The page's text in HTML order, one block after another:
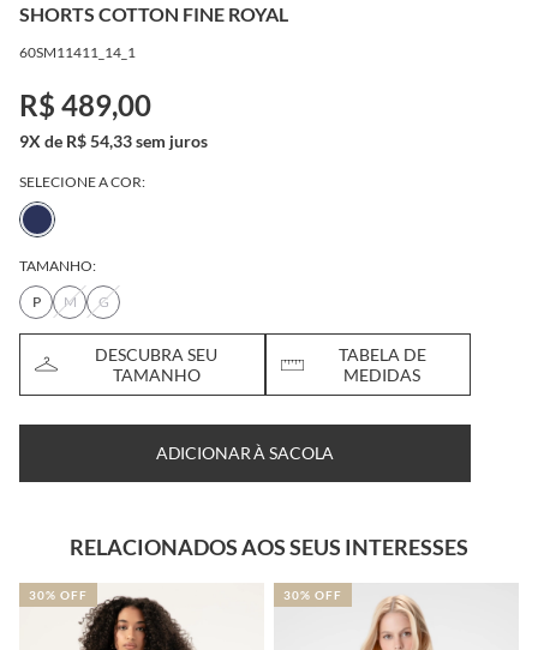
SHORTS COTTON FINE ROYAL
60SM11411_14_1
R$ 489,00
9X de R$ 54,33 sem juros
SELECIONE A COR:
TAMANHO:
P
M G
DESCUBRA SEU
TAMANHO
TABELA DE
MEDIDAS
ADICIONAR À SACOLA
RELACIONADOS AOS SEUS INTERESSES
30% OFF 30% OFF